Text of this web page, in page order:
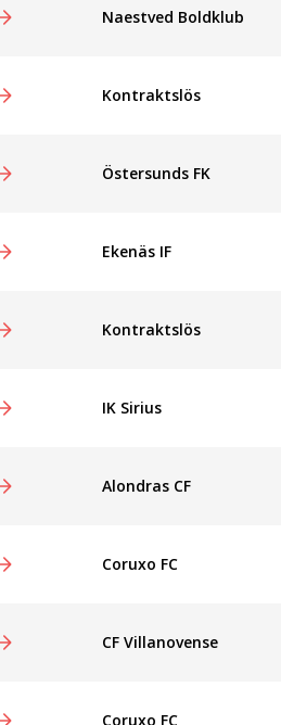
Naestved Boldklub
Kontraktslös
Östersunds FK
Ekenäs IF
Kontraktslös
IK Sirius
Alondras CF
Coruxo FC
CF Villanovense
Coruxo FC